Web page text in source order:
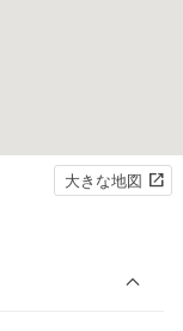
大きな地図